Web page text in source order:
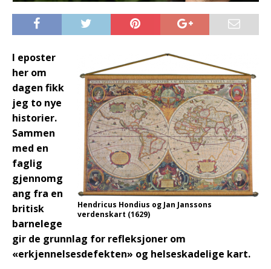
Hendricus Hondius og Jan Janssons
verdenskart (1629)
I eposter
her om
dagen fikk
jeg to nye
historier.
Sammen
med en
faglig
gjennomg
ang fra en
britisk
barnelege
gir de grunnlag for refleksjoner om
«erkjennelsesdefekten» og helseskadelige kart.